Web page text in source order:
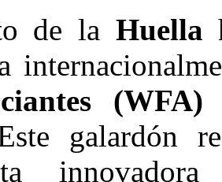
de la Huella
(WFA)
galardón